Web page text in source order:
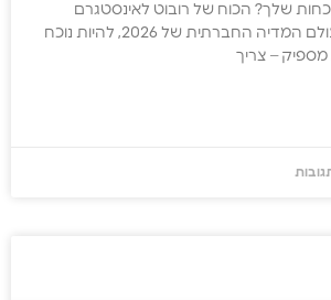
שלך? הכוח של רובוט לאינסטגרם
מבית אפ מדיה בעולם המדיה החברתית של 2026, להיות נוכח
– צריך